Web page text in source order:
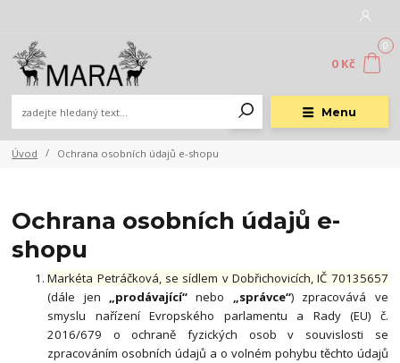
Menu
0
0 Kč
Úvod Ochrana osobních údajů e-shopu
Ochrana osobních údajů e-
shopu
Markéta Petráčková, se sídlem v Dobřichovicích, IČ 70135657
(dále jen „prodávající“ nebo „správce“) zpracovává ve
smyslu nařízení Evropského parlamentu a Rady (EU) č.
2016/679 o ochraně fyzických osob v souvislosti se
zpracováním osobních údajů a o volném pohybu těchto údajů